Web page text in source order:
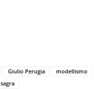
Giulio Perugia
modellismo
sagra